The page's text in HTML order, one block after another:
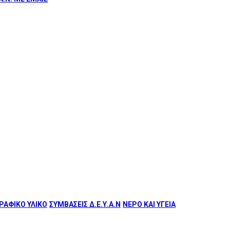
ΥΛΙΚΟ ΣΥΜΒΑΣΕΙΣ Δ.Ε.Υ.Α.Ν ΝΕΡΟ ΚΑΙ ΥΓΕΙΑ